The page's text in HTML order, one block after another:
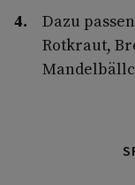
Dazu
Rotkraut,